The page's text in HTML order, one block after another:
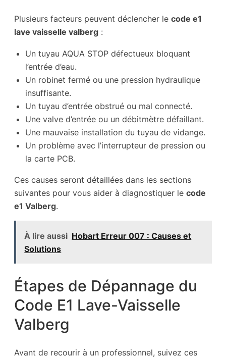
Plusieurs facteurs peuvent déclencher le code e1
lave vaisselle valberg :
Un tuyau AQUA STOP défectueux bloquant
l’entrée d’eau.
Un robinet fermé ou une pression hydraulique
insuffisante.
Un tuyau d’entrée obstrué ou mal connecté.
Une valve d’entrée ou un débitmètre défaillant.
Une mauvaise installation du tuyau de vidange.
Un problème avec l’interrupteur de pression ou
la carte PCB.
Ces causes seront détaillées dans les sections
suivantes pour vous aider à diagnostiquer le code
e1 Valberg.
À lire aussi Hobart Erreur 007 : Causes et
Solutions
Étapes de Dépannage du
Code E1 Lave-Vaisselle
Valberg
Avant de recourir à un professionnel, suivez ces